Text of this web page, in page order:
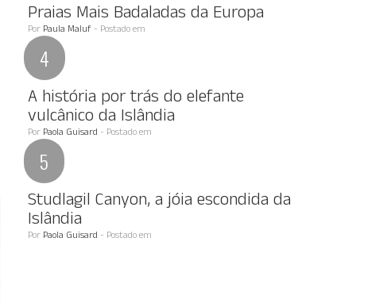
Praias Mais Badaladas da Europa
Por Paula Maluf - Postado em
A história por trás do elefante
vulcânico da Islândia
Por Paola Guisard - Postado em
Studlagil Canyon, a jóia escondida da
Islândia
Por Paola Guisard - Postado em